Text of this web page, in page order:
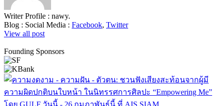
Writer Profile : nawy.
Blog : Social Media : Facebook, Twitter
View all post
Founding Sponsors